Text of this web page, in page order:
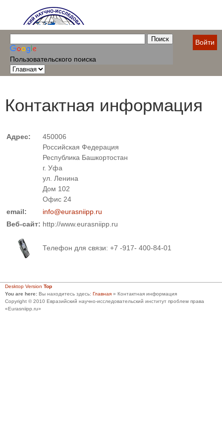
Пользовательского поиска
Войти
Контактная информация
Адрес:
450006
Российская Федерация
Республика Башкортостан
г. Уфа
ул. Ленина
Дом 102
Офис 24
email:
info@eurasniipp.ru
Веб-сайт: http://www.eurasniipp.ru
Телефон для связи: +7 -917- 400-84-01
Desktop Version Top
You are here: Вы находитесь здесь: Главная » Контактная информация
Copyright © 2010 Евразийский научно-исследовательский институт проблем права
«Eurasniipp.ru»